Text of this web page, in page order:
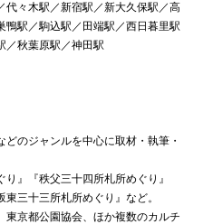
代々木駅／新宿駅／新大久保駅／高
鴨駅／駒込駅／田端駅／西日暮里駅
／秋葉原駅／神田駅
のジャンルを中心に取材・執筆・
』『秩父三十四所札所めぐり』
東三十三所札所めぐり』など。
東京都公園協会、ほか複数のカルチ